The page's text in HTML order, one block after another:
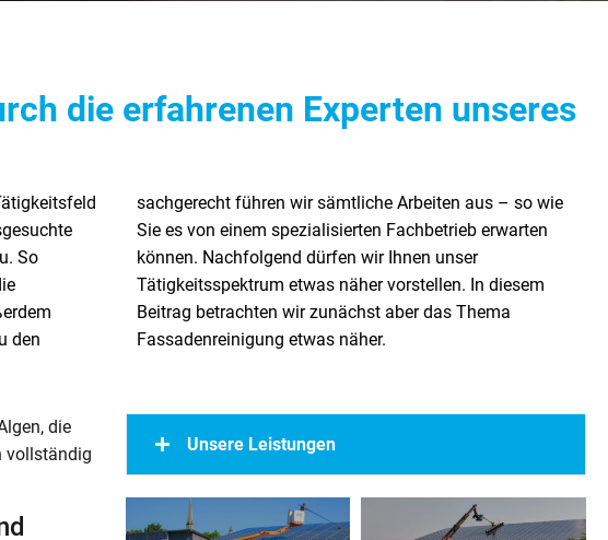
die erfahrenen Experten unseres
Fassadenreinigung etwas näher.
die
vollständig
Unsere Leistungen